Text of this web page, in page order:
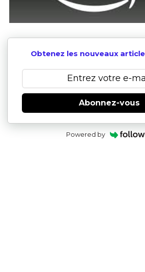
Obtenez les nouveaux
Abonnez-vous
Powered by